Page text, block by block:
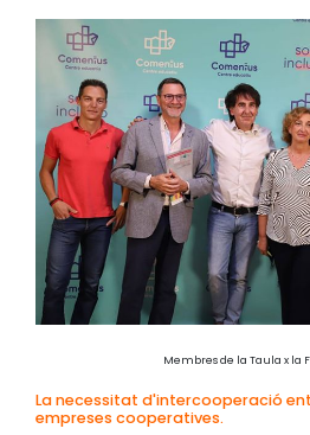
Membres de la Taula x la
La necessitat d'intercooperació
empreses cooperatives.